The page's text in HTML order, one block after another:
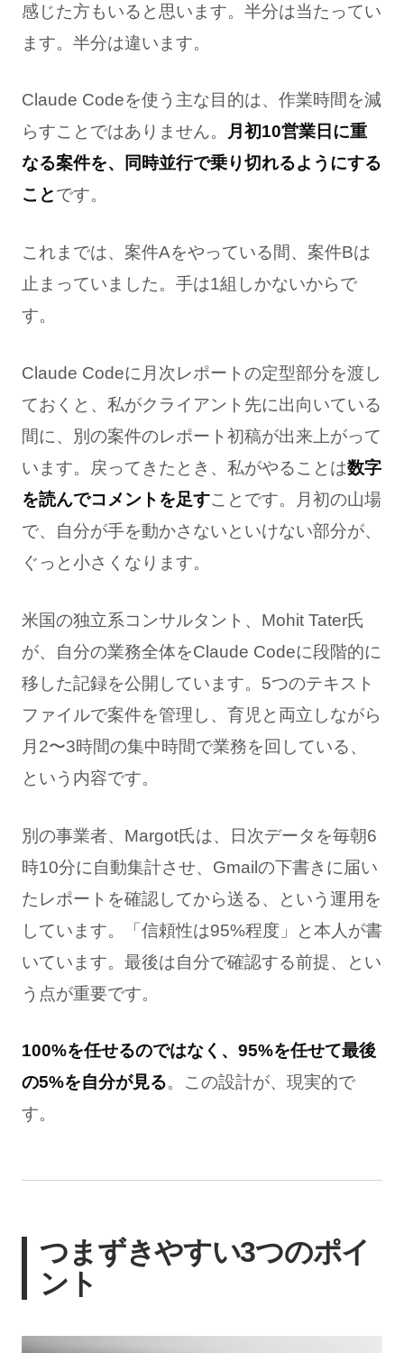
感じた方もいると思います。半分は当たってい
ます。半分は違います。
Claude Codeを使う主な目的は、作業時間を減
らすことではありません。 月初10営業日に重
なる案件を、同時並行で乗り切れるようにする
ことです。
これまでは、案件Aをやっている間、案件Bは
止まっていました。手は1組しかないからで
す。
Claude Codeに月次レポートの定型部分を渡し
ておくと、私がクライアント先に出向いている
間に、別の案件のレポート初稿が出来上がって
います。戻ってきたとき、私がやることは数字
を読んでコメントを足すことです。月初の山場
で、自分が手を動かさないといけない部分が、
ぐっと小さくなります。
米国の独立系コンサルタント、Mohit Tater氏
が、自分の業務全体をClaude Codeに段階的に
移した記録を公開しています。5つのテキスト
ファイルで案件を管理し、育児と両立しながら
月2〜3時間の集中時間で業務を回している、
という内容です。
別の事業者、Margot氏は、日次データを毎朝6
時10分に自動集計させ、Gmailの下書きに届い
たレポートを確認してから送る、という運用を
しています。「信頼性は95%程度」と本人が書
いています。最後は自分で確認する前提、とい
う点が重要です。
100%を任せるのではなく、95%を任せて最後
の5%を自分が見る。この設計が、現実的で
す。
つまずきやすい3つのポイ
ント